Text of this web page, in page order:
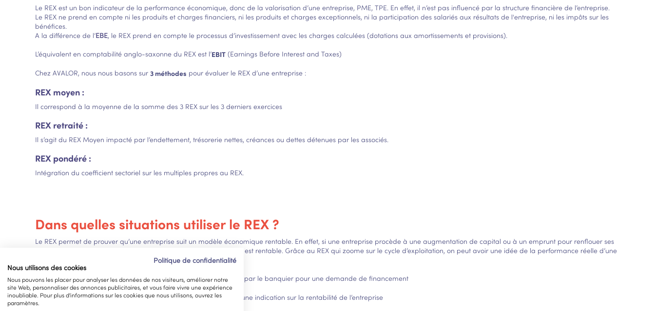
Le REX est un bon indicateur de la performance économique, donc de la valorisation d’une entreprise, PME, TPE. En effet, il n’est pas influencé par la structure financière de l’entreprise.
Le REX ne prend en compte ni les produits et charges financiers, ni les produits et charges exceptionnels, ni la participation des salariés aux résultats de l'entreprise, ni les impôts sur les
bénéfices.
A la différence de l’EBE, le REX prend en compte le processus d’investissement avec les charges calculées (dotations aux amortissements et provisions).
L’équivalent en comptabilité anglo-saxonne du REX est l’EBIT (Earnings Before Interest and Taxes)
Chez AVALOR, nous nous basons sur 3 méthodes pour évaluer le REX d’une entreprise :
REX moyen :
Il correspond à la moyenne de la somme des 3 REX sur les 3 derniers exercices
REX retraité :
Il s’agit du REX Moyen impacté par l’endettement, trésorerie nettes, créances ou dettes détenues par les associés.
REX pondéré :
Intégration du coefficient sectoriel sur les multiples propres au REX.
Dans quelles situations utiliser le REX ?
Le REX permet de prouver qu’une entreprise suit un modèle économique rentable. En effet, si une entreprise procède à une augmentation de capital ou à un emprunt pour renflouer ses
caisses, elle aura l’air en bénéfice, mais cela ne signifie pas qu’elle est rentable. Grâce au REX qui zoome sur le cycle d’exploitation, on peut avoir une idée de la performance réelle d’une
- Lors d’unecréation d’entreprise: le REX est une donnée étudiée par le banquier pour une demande de financement
- Lors d’unereprise d’entreprise : le résultat d’exploitation donne une indication sur la rentabilité de l’entreprise
Politique de confidentialité
Nous utilisons des cookies
Nous pouvons les placer pour analyser les données de nos visiteurs, améliorer notre
site Web, personnaliser des annonces publicitaires, et vous faire vivre une expérience
inoubliable. Pour plus d'informations sur les cookies que nous utilisons, ouvrez les
paramètres.